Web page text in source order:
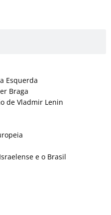
Esquerda
Braga
de Vladmir Lenin
e o Brasil